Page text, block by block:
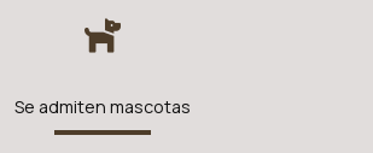
Se admiten mascotas